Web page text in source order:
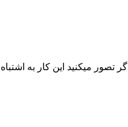
اگر تصور میکنید این کار به اشتباه صورت